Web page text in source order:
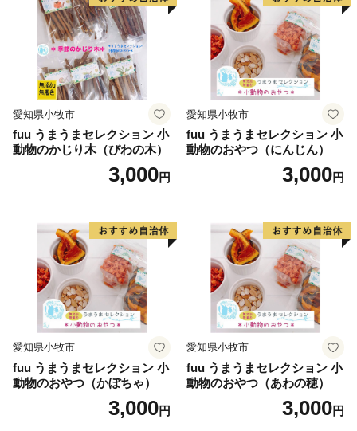
う）」は、世界に誇る銘酒です。
当市にはほかにもたくさんの宝物があります。
どれも自然の恵みを生かしながら、
地元で誠実な営みを続ける生産者の皆さんが愛情を込め
て作られています。
また、観光地としての魅力もさまざま。
船頭さんの巧みな舵さばきで球磨川を下る「球磨川くだ
ラフトボートで球磨川を下るウォータースポーツ「ラフ
ティング」、
美人の湯として知られる「人吉温泉」など、
老若男女や年代を問わず、多くの皆さまに愛されていま
す。
－－－－－－－－－－－－－－－－－－－－
ふるさと納税で当市に寄附をいただいた方へのお礼の品
愛知県小牧市
fuu うまうまセレクション 小
動物のかじり木（びわの木）
3,000円
愛知県小牧市
fuu うまうまセレクション 小
動物のおやつ（にんじん）
3,000円
愛知県小牧市
fuu うまうまセレクション 小
動物のおやつ（かぼちゃ）
3,000円
愛知県小牧市
fuu うまうまセレクション 小
動物のおやつ（あわの穂）
3,000円